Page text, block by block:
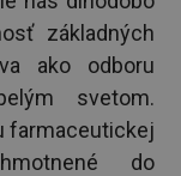
základných
ako odboru
svetom.
farmaceutickej
do